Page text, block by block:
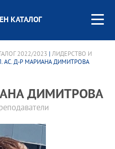
КАТАЛОГ
2022/2023
ЛИДЕРСТВО И
АС. Д-Р МАРИАНА ДИМИТРОВА
ДИМИТРОВА